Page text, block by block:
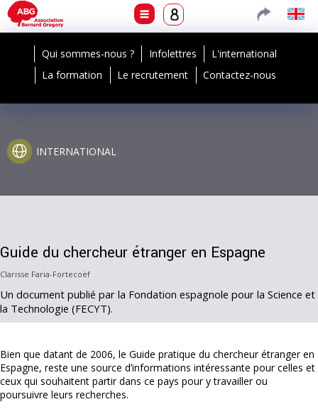
Qui sommes-nous ? Infolettres
L'international
La formation
Le recrutement Contactez-nous
INTERNATIONAL
Guide du chercheur étranger en Espagne
Clarisse Faria-Fortecoëf
Un document publié par la Fondation espagnole pour la Science et
la Technologie (FECYT).
Bien que datant de 2006, le Guide pratique du chercheur étranger en
Espagne, reste une source d’informations intéressante pour celles et
ceux qui souhaitent partir dans ce pays pour y travailler ou
poursuivre leurs recherches.